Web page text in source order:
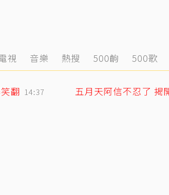
視 音樂 熱搜 500齣 500歌
翻 14:37 五月天阿信不忍了 揭